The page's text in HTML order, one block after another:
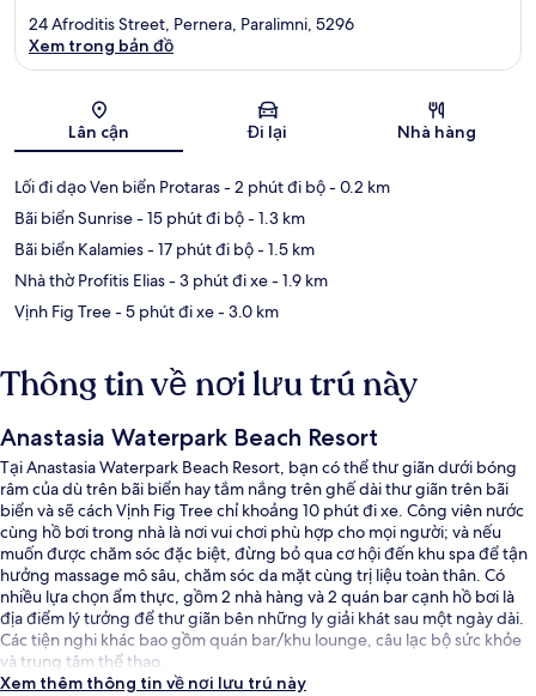
Bản đồ
24 Afroditis Street, Pernera, Paralimni, 5296
Xem trong bản đồ
Lân cận Đi lại Nhà hàng
Lối đi dạo Ven biển Protaras- 2 phút đi bộ- 0.2 km
Bãi biển Sunrise- 15 phút đi bộ- 1.3 km
Bãi biển Kalamies- 17 phút đi bộ- 1.5 km
Nhà thờ Profitis Elias- 3 phút đi xe- 1.9 km
Vịnh Fig Tree- 5 phút đi xe- 3.0 km
Thông tin về nơi lưu trú này
Anastasia Waterpark Beach Resort
Tại Anastasia Waterpark Beach Resort, bạn có thể thư giãn dưới bóng
râm của dù trên bãi biển hay tắm nắng trên ghế dài thư giãn trên bãi
biển và sẽ cách Vịnh Fig Tree chỉ khoảng 10 phút đi xe. Công viên nước
cùng hồ bơi trong nhà là nơi vui chơi phù hợp cho mọi người; và nếu
muốn được chăm sóc đặc biệt, đừng bỏ qua cơ hội đến khu spa để tận
hưởng massage mô sâu, chăm sóc da mặt cùng trị liệu toàn thân. Có
nhiều lựa chọn ẩm thực, gồm 2 nhà hàng và 2 quán bar cạnh hồ bơi là
địa điểm lý tưởng để thư giãn bên những ly giải khát sau một ngày dài.
Các tiện nghi khác bao gồm quán bar/khu lounge, câu lạc bộ sức khỏe
và trung tâm thể thao.
Xem thêm thông tin về nơi lưu trú này